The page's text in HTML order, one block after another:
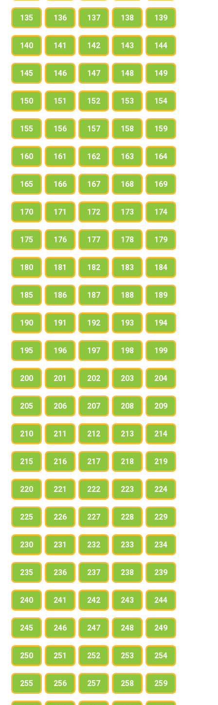
135 136 137 138 139
140 141 142 143 144
145 146 147 148 149
150 151 152 153 154
155 156 157 158 159
160 161 162 163 164
165 166 167 168 169
170 171 172 173 174
175 176 177 178 179
180 181 182 183 184
185 186 187 188 189
190 191 192 193 194
195 196 197 198 199
200 201 202 203 204
205 206 207 208 209
210 211 212 213 214
215 216 217 218 219
220 221 222 223 224
225 226 227 228 229
230 231 232 233 234
235 236 237 238 239
240 241 242 243 244
245 246 247 248 249
250 251 252 253 254
255 256 257 258 259